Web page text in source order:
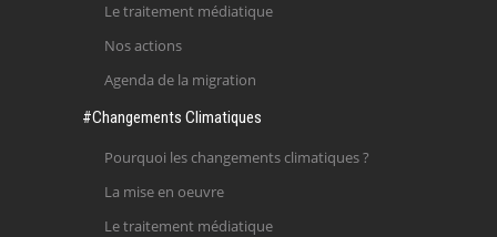
Le traitement médiatique
Nos actions
Agenda de la migration
#Changements Climatiques
Pourquoi les changements climatiques ?
La mise en oeuvre
Le traitement médiatique